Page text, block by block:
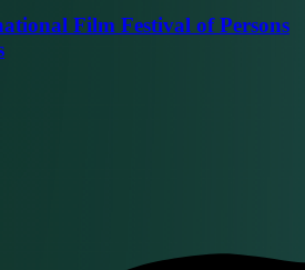
Film Festival of Persons